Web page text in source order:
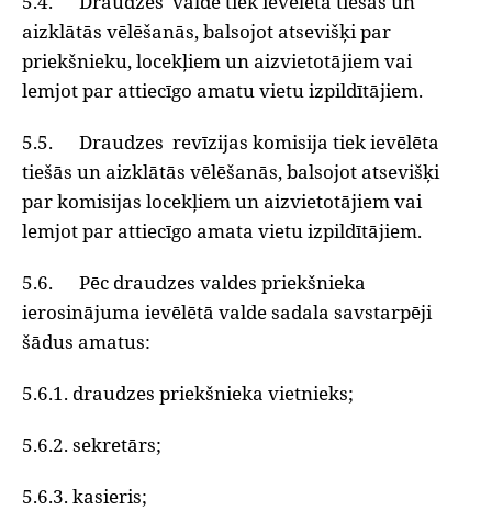
aizklātās vēlēšanās, balsojot atsevišķi par
priekšnieku, locekļiem un aizvietotājiem vai
lemjot par attiecīgo amatu vietu izpildītājiem.
5.5. Draudzes revīzijas komisija tiek ievēlēta
tiešās un aizklātās vēlēšanās, balsojot atsevišķi
par komisijas locekļiem un aizvietotājiem vai
lemjot par attiecīgo amata vietu izpildītājiem.
5.6. Pēc draudzes valdes priekšnieka
ierosinājuma ievēlētā valde sadala savstarpēji
šādus amatus:
5.6.1. draudzes priekšnieka vietnieks;
5.6.2. sekretārs;
5.6.3. kasieris;